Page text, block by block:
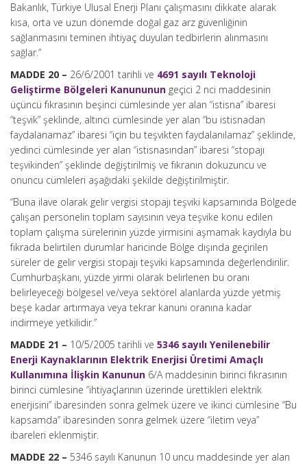
Bakanlık, Türkiye Ulusal Enerji Planı çalışmasını dikkate alarak
kısa, orta ve uzun dönemde doğal gaz arz güvenliğinin
sağlanmasını teminen ihtiyaç duyulan tedbirlerin alınmasını
sağlar.”
MADDE 20 – 26/6/2001 tarihli ve 4691 sayılı Teknoloji
Geliştirme Bölgeleri Kanununun geçici 2 nci maddesinin
üçüncü fıkrasının beşinci cümlesinde yer alan “istisna” ibaresi
“teşvik” şeklinde, altıncı cümlesinde yer alan “bu istisnadan
faydalanamaz” ibaresi “için bu teşvikten faydalanılamaz” şeklinde,
yedinci cümlesinde yer alan “istisnasından” ibaresi “stopajı
teşvikinden” şeklinde değiştirilmiş ve fıkranın dokuzuncu ve
onuncu cümleleri aşağıdaki şekilde değiştirilmiştir.
“Buna ilave olarak gelir vergisi stopajı teşviki kapsamında Bölgede
çalışan personelin toplam sayısının veya teşvike konu edilen
toplam çalışma sürelerinin yüzde yirmisini aşmamak kaydıyla bu
fıkrada belirtilen durumlar haricinde Bölge dışında geçirilen
süreler de gelir vergisi stopajı teşviki kapsamında değerlendirilir.
Cumhurbaşkanı, yüzde yirmi olarak belirlenen bu oranı
belirleyeceği bölgesel ve/veya sektörel alanlarda yüzde yetmiş
beşe kadar artırmaya veya tekrar kanuni oranına kadar
indirmeye yetkilidir.”
MADDE 21 – 10/5/2005 tarihli ve 5346 sayılı Yenilenebilir
Enerji Kaynaklarının Elektrik Enerjisi Üretimi Amaçlı
Kullanımına İlişkin Kanunun 6/A maddesinin birinci fıkrasının
birinci cümlesine “ihtiyaçlarının üzerinde ürettikleri elektrik
enerjisini” ibaresinden sonra gelmek üzere ve ikinci cümlesine “Bu
kapsamda” ibaresinden sonra gelmek üzere “iletim veya”
ibareleri eklenmiştir.
MADDE 22 – 5346 sayılı Kanunun 10 uncu maddesinde yer alan